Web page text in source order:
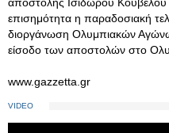
επισημότητα η παραδοσιακή
διοργάνωση Ολυμπιακών
είσοδο των αποστολών στο
www.gazzetta.gr
VIDEO